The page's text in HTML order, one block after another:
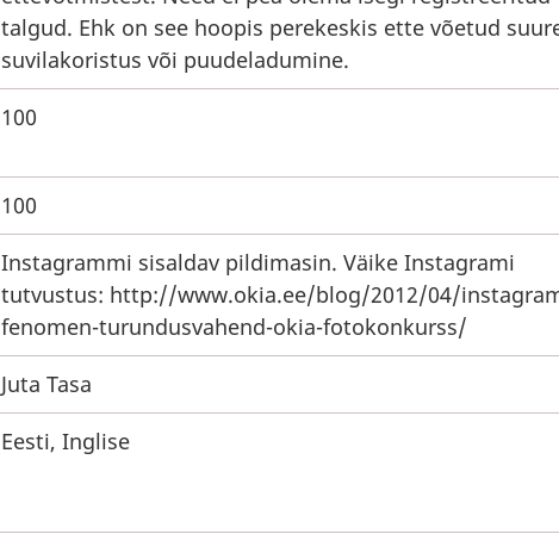
talgud. Ehk on see hoopis perekeskis ette võetud
suvilakoristus või puudeladumine.
100
100
Instagrammi sisaldav pildimasin. Väike Instagrami
tutvustus: http://www.okia.ee/blog/2012/04/
fenomen-turundusvahend-okia-fotokonkurss/
Juta Tasa
Eesti, Inglise